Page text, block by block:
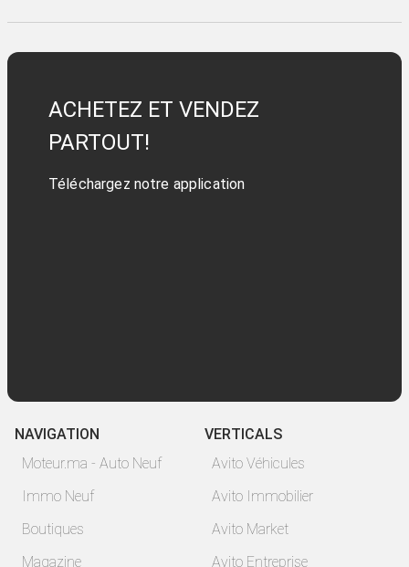
ACHETEZ ET VENDEZ
PARTOUT!
Téléchargez notre application
NAVIGATION
Moteur.ma - Auto Neuf
Immo Neuf
Boutiques
Magazine
VERTICALS
Avito Véhicules
Avito Immobilier
Avito Market
Avito Entreprise